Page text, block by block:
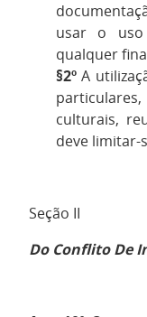
usar o
qualquer
§2ºA
culturais,
deve limitar-
Seção II
Do Conflito De